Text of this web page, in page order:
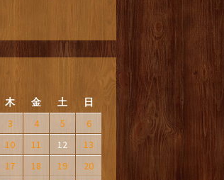
木 金 土 日
3 4 5
6
10 11 12
13
17 18 19
20